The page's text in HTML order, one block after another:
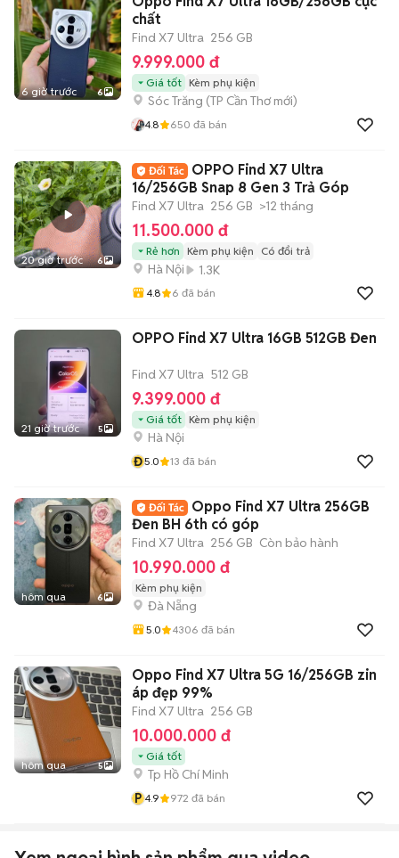
6 giờ trước 6
chất
Find X7 Ultra 256 GB
9.999.000 đ
Giá tốt Kèm phụ kiện
Sóc Trăng (TP Cần Thơmới)
4.8 650 đã bán
20 giờ trước 6
OPPO Find X7 Ultra
16/256GB Snap 8 Gen 3 Trả Góp
Find X7 Ultra 256 GB >12 tháng
11.500.000 đ
Rẻ hơn Kèm phụ kiện Có đổi trả
Hà Nội 1.3K
4.8 6 đã bán
21 giờ trước 5
OPPO Find X7 Ultra 16GB 512GB Đen
Find X7 Ultra 512 GB
9.399.000 đ
Giá tốt Kèm phụ kiện
Hà Nội
Đ5.0 13 đã bán
hôm qua 6
Oppo Find X7 Ultra 256GB
Đen BH 6th có góp
Find X7 Ultra 256 GB Còn bảo hành
10.990.000 đ
Kèm phụ kiện
Đà Nẵng
5.0 4306 đã bán
hôm qua 5
Oppo Find X7 Ultra 5G 16/256GB zin
áp đẹp 99%
Find X7 Ultra 256 GB
10.000.000 đ
Giá tốt
Tp Hồ Chí Minh
P 4.9 972 đã bán